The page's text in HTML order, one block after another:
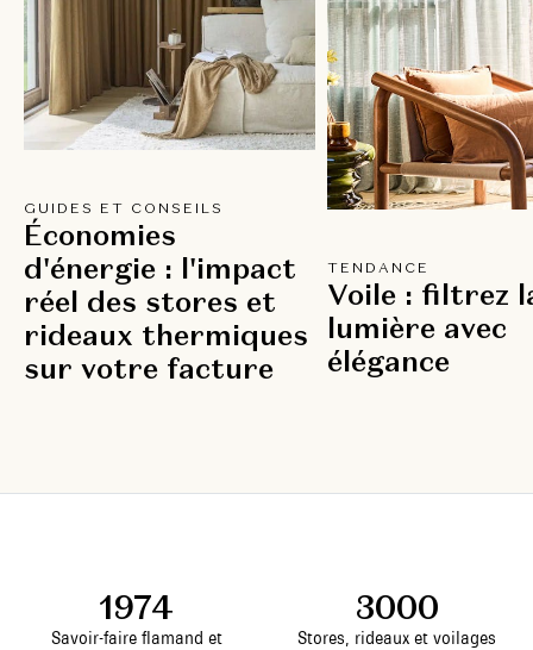
GUIDES ET CONSEILS
Économies
d'énergie : l'impact
réel des stores et
rideaux thermiques
sur votre facture
TENDANCE
Voile : filtrez
lumière avec
élégance
1974
Savoir-faire flamand et
3000
Stores, rideaux et voilages